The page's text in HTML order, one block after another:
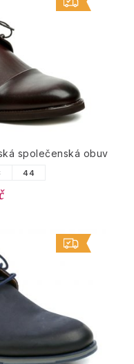
společenská obuv
44